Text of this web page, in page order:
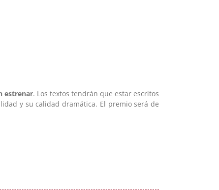
estrenar. Los textos tendrán que estar escritos
y su calidad dramática. El premio será de